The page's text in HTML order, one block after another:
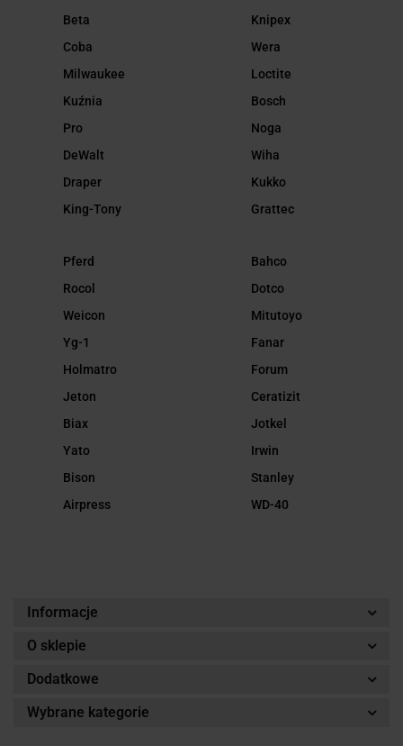
Beta
Coba
Milwaukee
Kuźnia
Pro
DeWalt
Draper
King-Tony
Knipex
Wera
Loctite
Bosch
Noga
Wiha
Kukko
Grattec
Pferd
Rocol
Weicon
Yg-1
Holmatro
Jeton
Biax
Yato
Bison
Airpress
Bahco
Dotco
Mitutoyo
Fanar
Forum
Ceratizit
Jotkel
Irwin
Stanley
WD-40
Informacje
O sklepie
Dodatkowe
Wybrane kategorie